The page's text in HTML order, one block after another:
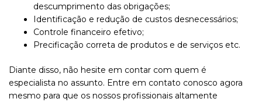
descumprimento das obrigações;
Identificação e redução de custos desnecessários;
Controle financeiro efetivo;
Precificação correta de produtos e de serviços etc.
Diante disso, não hesite em contar com quem é
especialista no assunto. Entre em contato conosco agora
mesmo para que os nossos profissionais altamente